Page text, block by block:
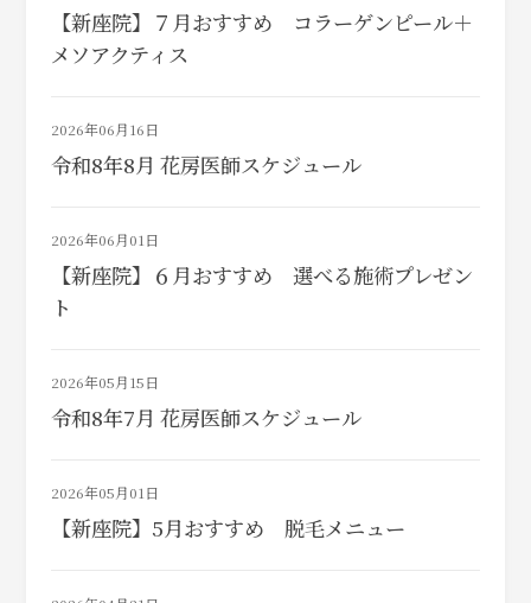
【新座院】７月おすすめ コラーゲンピール＋
メソアクティス
2026年06月16日
令和8年8月 花房医師スケジュール
2026年06月01日
【新座院】６月おすすめ 選べる施術プレゼン
ト
2026年05月15日
令和8年7月 花房医師スケジュール
2026年05月01日
【新座院】5月おすすめ 脱毛メニュー